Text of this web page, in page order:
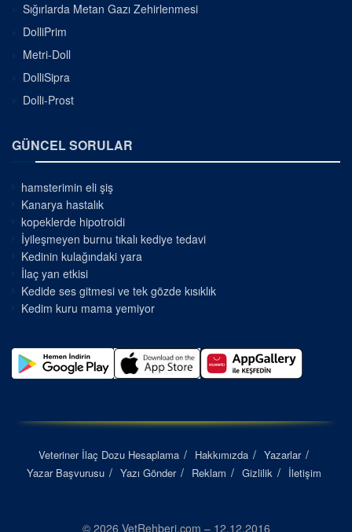
Sığırlarda Metan Gazı Zehirlenmesi
DolliPrim
Metri-Doll
DolliSipra
Dolli-Prost
GÜNCEL SORULAR
hamsterimin eli şiş
Kanarya hastalık
kopeklerde hipotroidi
İyileşmeyen burnu tıkalı kediye tedavi
Kedinin kulağındaki yara
İlaç yan etkisi
Kedide ses gitmesi ve tek gözde kısıklık
Kedim kuru mama yemiyor
Veteriner İlaç Dozu Hesaplama Hakkımızda
Yazarlar
Yazar Başvurusu
Yazı Gönder Reklam Gizlilik İletişim
© 2026 VetRehberi.com – 12.12.2016